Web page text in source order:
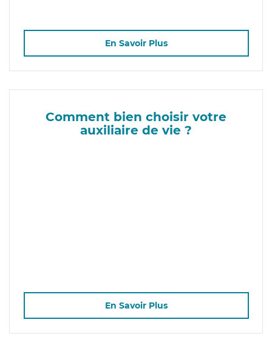
En Savoir Plus
Comment bien choisir votre
auxiliaire de vie ?
En Savoir Plus